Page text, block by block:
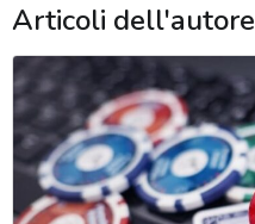
Articoli dell'autore